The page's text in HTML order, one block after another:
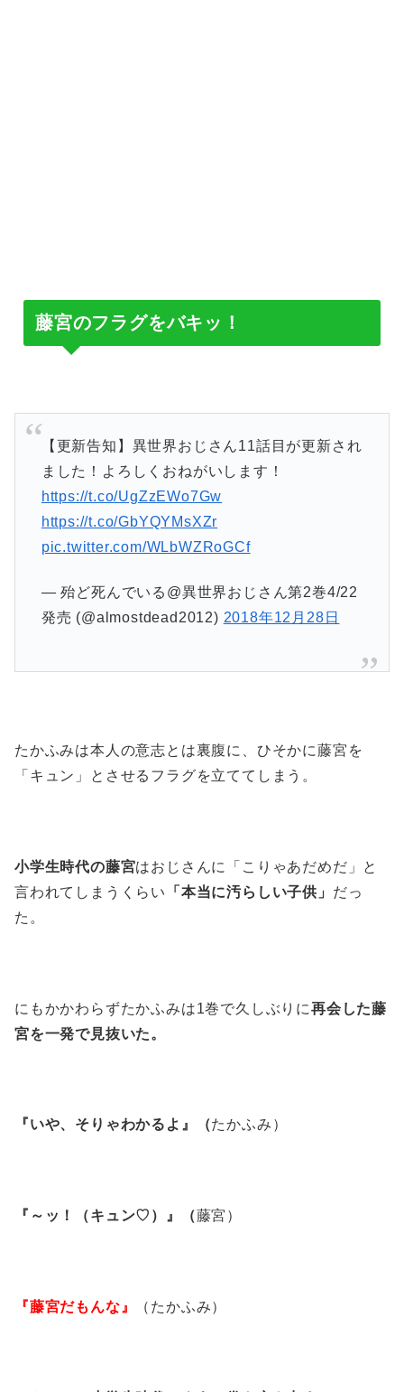
藤宮のフラグをバキッ！
【更新告知】異世界おじさん11話目が更新され
ました！よろしくおねがいします！
https://t.co/UgZzEWo7Gw
https://t.co/GbYQYMsXZr
pic.twitter.com/WLbWZRoGCf
— 殆ど死んでいる@異世界おじさん第2巻4/22
発売 (@almostdead2012) 2018年12月28日
たかふみは本人の意志とは裏腹に、ひそかに藤宮を
「キュン」とさせるフラグを立ててしまう。
小学生時代の藤宮はおじさんに「こりゃあだめだ」と
言われてしまうくらい
「本当に汚らしい子供」 だっ
た。
にもかかわらずたかふみは1巻で久しぶりに再会した藤
宮を一発で見抜いた。
『いや、そりゃわかるよ』（たかふみ）
『～ッ！（キュン♡）』（藤宮）
『藤宮だもんな』 （たかふみ）